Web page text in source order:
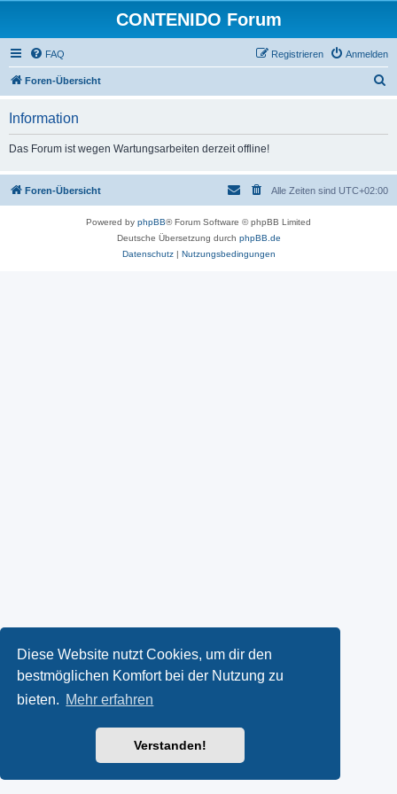
Diese Website nutzt Cookies, um dir den
bestmöglichen Komfort bei der Nutzung zu
bieten. Mehr erfahren
Verstanden!
CONTENIDO Forum
FAQ Anmelden
Registrieren
Foren-Übersicht
Information
Das Forum ist wegen Wartungsarbeiten derzeit offline!
Foren-Übersicht Alle Zeiten sind UTC+02:00
Powered by phpBB® Forum Software © phpBB Limited
Deutsche Übersetzung durch phpBB.de
Datenschutz| Nutzungsbedingungen